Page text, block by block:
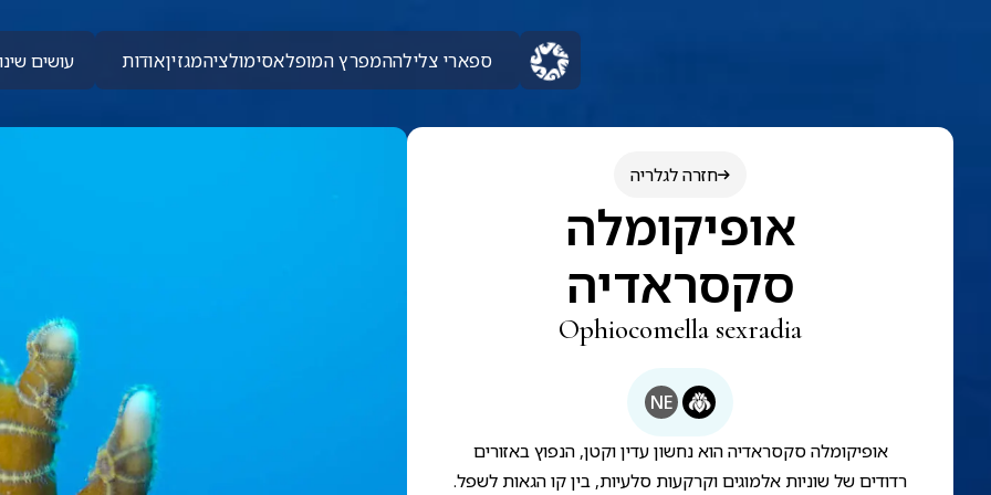
ספארי צלילההמפרץ המופלאסימולציהמגזיןאודות עושים
חזרה לגלריה
אופיקומלה
סקסראדיה
Ophiocomella sexradia
NE
אופיקומלה סקסראדיה הוא נחשון עדין וקטן, הנפוץ באזורים
רדודים של שוניות אלמוגים וקרקעות סלעיות, בין קו הגאות לשפל.